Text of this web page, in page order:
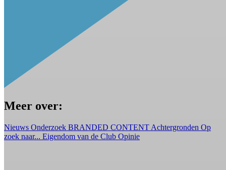
Meer over:
Nieuws Onderzoek BRANDED CONTENT Achtergronden Op
zoek naar... Eigendom van de Club Opinie